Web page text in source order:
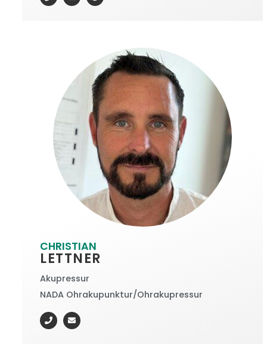
CHRISTIAN
LETTNER
Akupressur
NADA Ohrakupunktur/Ohrakupressur